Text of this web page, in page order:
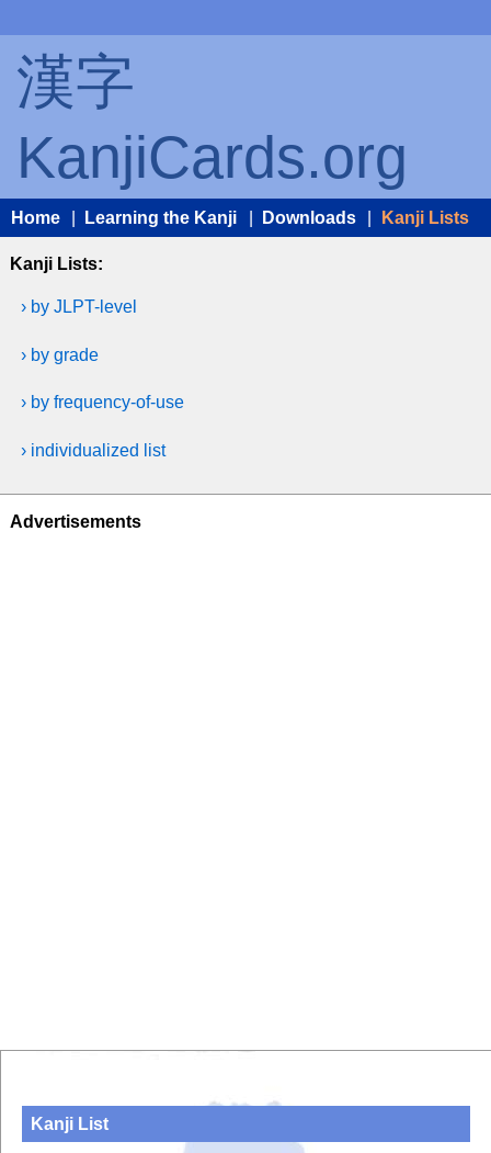
漢字
KanjiCards.org
Home Learning the Kanji Downloads Kanji Lists
Kanji Lists:
› by JLPT-level
› by grade
› by frequency-of-use
› individualized list
Advertisements
Kanji List